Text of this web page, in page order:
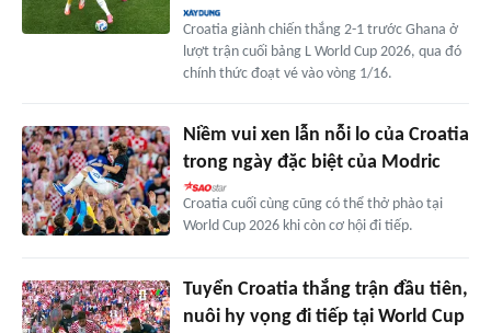
Croatia giành chiến thắng 2-1 trước Ghana ở
lượt trận cuối bảng L World Cup 2026, qua đó
chính thức đoạt vé vào vòng 1/16.
Niềm vui xen lẫn nỗi lo của Croatia
trong ngày đặc biệt của Modric
Croatia cuối cùng cũng có thể thở phào tại
World Cup 2026 khi còn cơ hội đi tiếp.
Tuyển Croatia thắng trận đầu tiên,
nuôi hy vọng đi tiếp tại World Cup